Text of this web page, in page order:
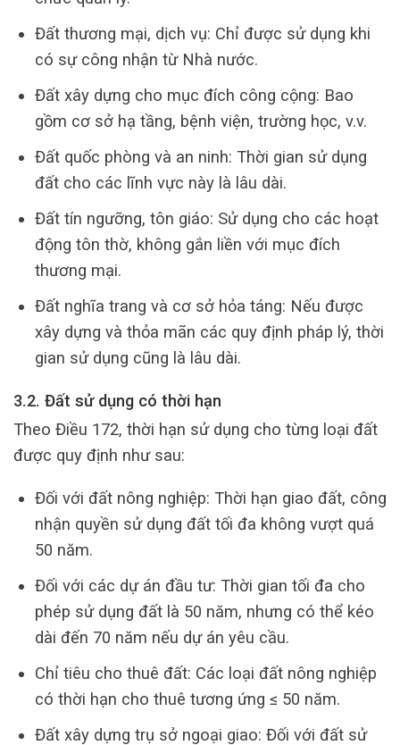
Đất thương mại, dịch vụ: Chỉ được sử dụng khi
có sự công nhận từ Nhà nước.
Đất xây dựng cho mục đích công cộng: Bao
gồm cơ sở hạ tầng, bệnh viện, trường học, v.v.
Đất quốc phòng và an ninh: Thời gian sử dụng
đất cho các lĩnh vực này là lâu dài.
Đất tín ngưỡng, tôn giáo: Sử dụng cho các hoạt
động tôn thờ, không gắn liền với mục đích
thương mại.
Đất nghĩa trang và cơ sở hỏa táng: Nếu được
xây dựng và thỏa mãn các quy định pháp lý, thời
gian sử dụng cũng là lâu dài.
3.2. Đất sử dụng có thời hạn
Theo Điều 172, thời hạn sử dụng cho từng loại đất
được quy định như sau:
Đối với đất nông nghiệp: Thời hạn giao đất, công
nhận quyền sử dụng đất tối đa không vượt quá
50 năm.
Đối với các dự án đầu tư: Thời gian tối đa cho
phép sử dụng đất là 50 năm, nhưng có thể kéo
dài đến 70 năm nếu dự án yêu cầu.
Chỉ tiêu cho thuê đất: Các loại đất nông nghiệp
có thời hạn cho thuê tương ứng ≤ 50 năm.
Đất xây dựng trụ sở ngoại giao: Đối với đất sử